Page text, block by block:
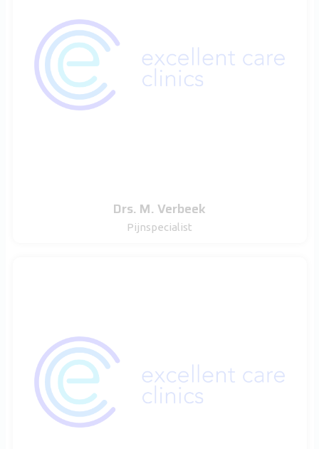
Drs. M. Verbeek
Pijnspecialist